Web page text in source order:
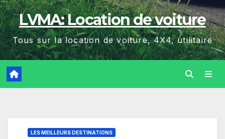
LVMA: Location de voiture
Tous sur la location de voiture, 4X4, utilitaire
LES MEILLEURS DESTINATIONS